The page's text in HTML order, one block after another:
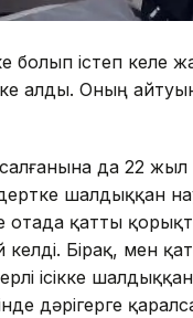
болып істеп келе
алды. Оның
да 22 жыл
шалдыққан
қатты
Бірақ, мен
ісікке
дәрігерге